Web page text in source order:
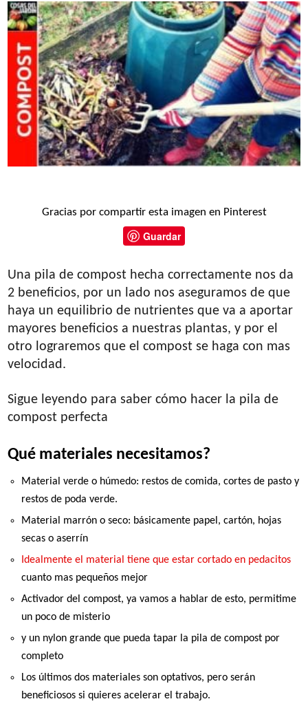
Gracias por compartir esta imagen en Pinterest
Guardar
Una pila de compost hecha correctamente nos da
2 beneficios, por un lado nos aseguramos de que
haya un equilibrio de nutrientes que va a aportar
mayores beneficios a nuestras plantas, y por el
otro lograremos que el compost se haga con mas
velocidad.
Sigue leyendo para saber cómo hacer la pila de
compost perfecta
Qué materiales necesitamos?
Material verde o húmedo: restos de comida, cortes de pasto y
restos de poda verde.
Material marrón o seco: básicamente papel, cartón, hojas
secas o aserrín
Idealmente el material tiene que estar cortado en pedacitos
cuanto mas pequeños mejor
Activador delcompost, ya vamos a hablar de esto, permitime
un poco de misterio
y un nylon grande que pueda tapar la pila decompost por
completo
Los últimos dos materiales son optativos, pero serán
beneficiosos si quieres acelerar el trabajo.